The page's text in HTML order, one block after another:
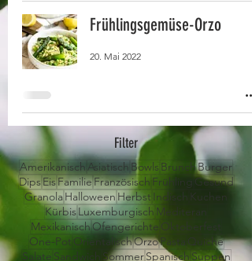
Frühlingsgemüse-Orzo
20. Mai 2022
Filter
AmerikanischAsiatisch Bowls BrunchBurger
DipsEisFamilieFranzösisch Frühling Gesund
GranolaHalloween Herbst Indisch
Kuchen
KürbisLuxemburgisch Mediteran
MexikanischOfengerichte Oktoberfest
One-Pot OrientalischOrzoPasta Quiche
Salate Sandwich SommerSpanisch Suppen